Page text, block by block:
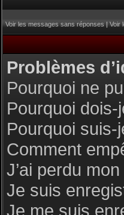
Voir les messages sans réponses|Voir
Problèmes
Pourquoi ne
Pourquoi dois-
Pourquoi suis-
Comment
J’ai perdu
Je suis
Je me suis